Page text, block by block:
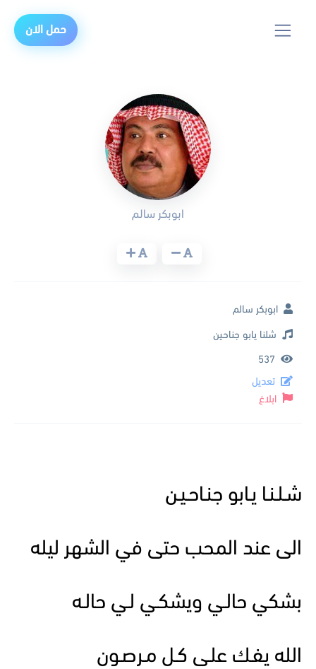
حمل الان
شـلـنـا يـابو جنـاحـيـن
الى عند المحب حتى في الشهر ليله
بشكي حالـي ويشكـي لـي حالـه
الله يفـك علـى كـل مـرصـون
ابوبكر سالم
ابوبكر سالم
شلنا يابو جناحين
537
تعديل
ابلاغ